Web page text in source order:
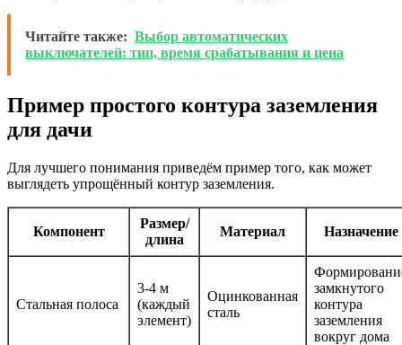
Читайте также: Выбор автоматических
выключателей: тип, время срабатывания и цена
Пример простого контура заземления
для дачи
Для лучшего понимания приведём пример того, как может
выглядеть упрощённый контур заземления.
Компонент
Размер/
длина
Материал Назначение
Стальная полоса
3-4 м
(каждый
элемент)
Оцинкованная
сталь
замкнутого
контура
заземления
вокруг дома